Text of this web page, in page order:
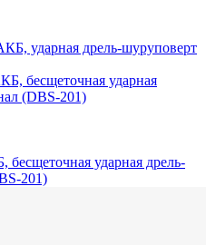
ударная дрель-шуруповерт
ударная дрель-
201)